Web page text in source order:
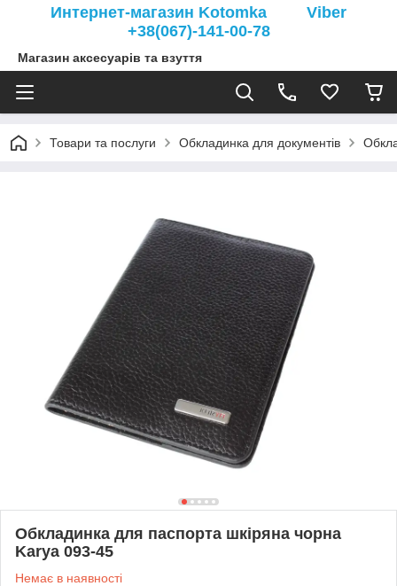
Интернет-магазин Kotomka Viber
+38(067)-141-00-78
Магазин аксесуарів та взуття
Товари та послуги Обкладинка для документів
Обкладинка для паспорта шкіряна чорна
Karya 093-45
Немає в наявності